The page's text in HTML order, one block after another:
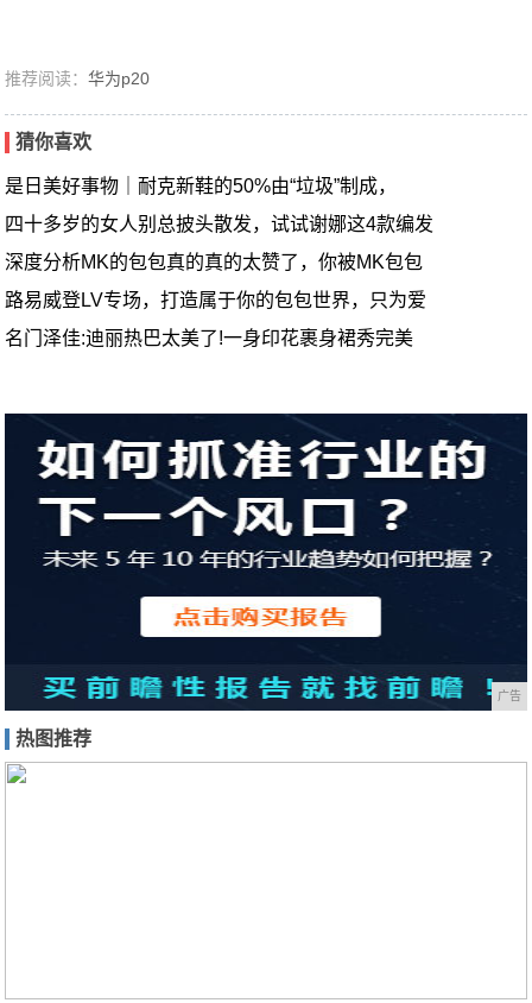
推荐阅读：华为p20
猜你喜欢
是日美好事物｜耐克新鞋的50%由“垃圾”制成，
四十多岁的女人别总披头散发，试试谢娜这4款编发
深度分析MK的包包真的真的太赞了，你被MK包包
路易威登LV专场，打造属于你的包包世界，只为爱
名门泽佳:迪丽热巴太美了!一身印花裹身裙秀完美
广告
热图推荐